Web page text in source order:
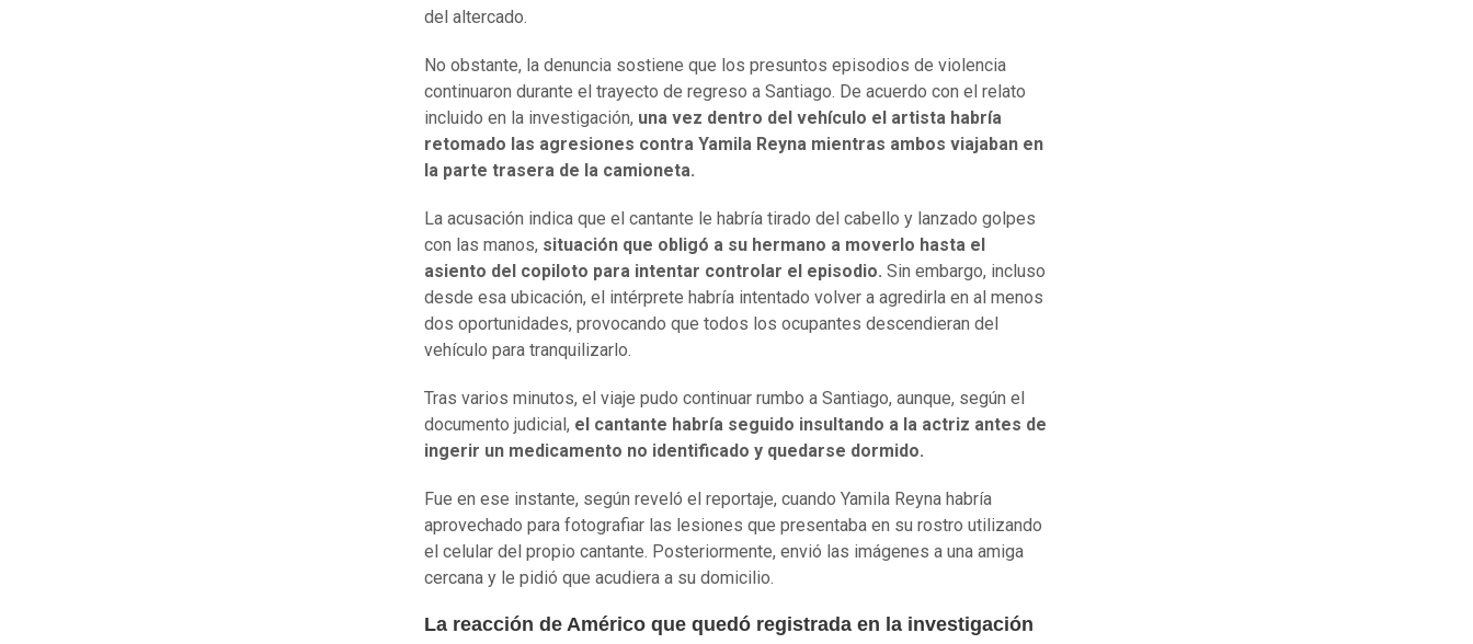
del altercado.
No obstante, la denuncia sostiene que los presuntos episodios de violencia
continuaron durante el trayecto de regreso a Santiago. De acuerdo con el relato
incluido en la investigación, una vez dentro del vehículo el artista habría
retomado las agresiones contra Yamila Reyna mientras ambos viajaban en
la parte trasera de la camioneta.
La acusación indica que el cantante le habría tirado del cabello y lanzado golpes
con las manos, situación que obligó a su hermano a moverlo hasta el
asiento del copiloto para intentar controlar el episodio. Sin embargo, incluso
desde esa ubicación, el intérprete habría intentado volver a agredirla en al menos
dos oportunidades, provocando que todos los ocupantes descendieran del
vehículo para tranquilizarlo.
Tras varios minutos, el viaje pudo continuar rumbo a Santiago, aunque, según el
documento judicial, el cantante habría seguido insultando a la actriz antes de
ingerir un medicamento no identificado y quedarse dormido.
Fue en ese instante, según reveló el reportaje, cuando Yamila Reyna habría
aprovechado para fotografiar las lesiones que presentaba en su rostro utilizando
el celular del propio cantante. Posteriormente, envió las imágenes a una amiga
cercana y le pidió que acudiera a su domicilio.
La reacción de Américo que quedó registrada en la investigación